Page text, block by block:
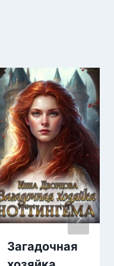
Загадочная